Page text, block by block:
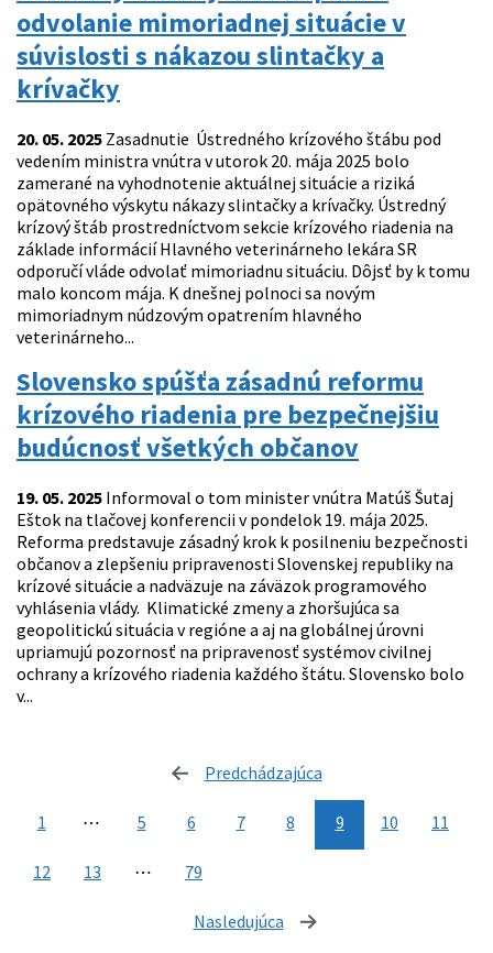
odvolanie mimoriadnej situácie v
súvislosti s nákazou slintačky a
krívačky
20. 05. 2025 Zasadnutie Ústredného krízového štábu pod
vedením ministra vnútra v utorok 20. mája 2025 bolo
zamerané na vyhodnotenie aktuálnej situácie a riziká
opätovného výskytu nákazy slintačky a krívačky. Ústredný
krízový štáb prostredníctvom sekcie krízového riadenia na
základe informácií Hlavného veterinárneho lekára SR
odporučí vláde odvolať mimoriadnu situáciu. Dôjsť by k tomu
malo koncom mája. K dnešnej polnoci sa novým
mimoriadnym núdzovým opatrením hlavného
veterinárneho...
Slovensko spúšťa zásadnú reformu
krízového riadenia pre bezpečnejšiu
budúcnosť všetkých občanov
19. 05. 2025 Informoval o tom minister vnútra Matúš Šutaj
Eštok na tlačovej konferencii v pondelok 19. mája 2025.
Reforma predstavuje zásadný krok k posilneniu bezpečnosti
občanov a zlepšeniu pripravenosti Slovenskej republiky na
krízové situácie a nadväzuje na záväzok programového
vyhlásenia vlády. Klimatické zmeny a zhoršujúca sa
geopolitickú situácia v regióne a aj na globálnej úrovni
upriamujú pozornosť na pripravenosť systémov civilnej
ochrany a krízového riadenia každého štátu. Slovensko bolo
v...
Predchádzajúca
1 ⋯ 5 6 7 8 9 10 11
12 13 ⋯ 79
Nasledujúca stránka